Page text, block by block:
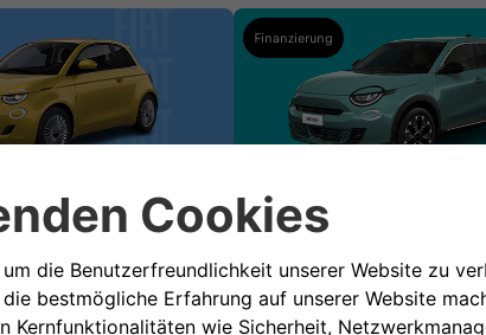
FINANZIEREN 2
Kraftstoffverb. 5,2-5,3 l/100 km;
km; CO2-Klasse: D.
Finanzierung
AB159 €
GÜLTIG BIS 30.09.2026